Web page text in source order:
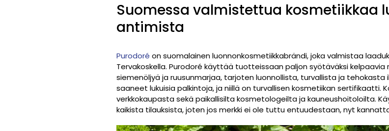
Suomessa valmistettua kosmetiikkaa
antimista
Purodoré on suomalainen luonnonkosmetiikkabrändi, joka valmistaa
Tervakoskella. Purodoré käyttää tuotteissaan paljon syötäväksi
siemenöljyä ja ruusunmarjaa, tarjoten luonnollista, turvallista ja
saaneet lukuisia palkintoja, ja niillä on turvallisen kosmetiikan sertifikaatti.
verkkokaupasta sekä paikallisilta kosmetologeilta ja kauneushoitoloilta.
kaikista tilauksista, joten jos merkki ei ole tuttu entuudestaan, nyt